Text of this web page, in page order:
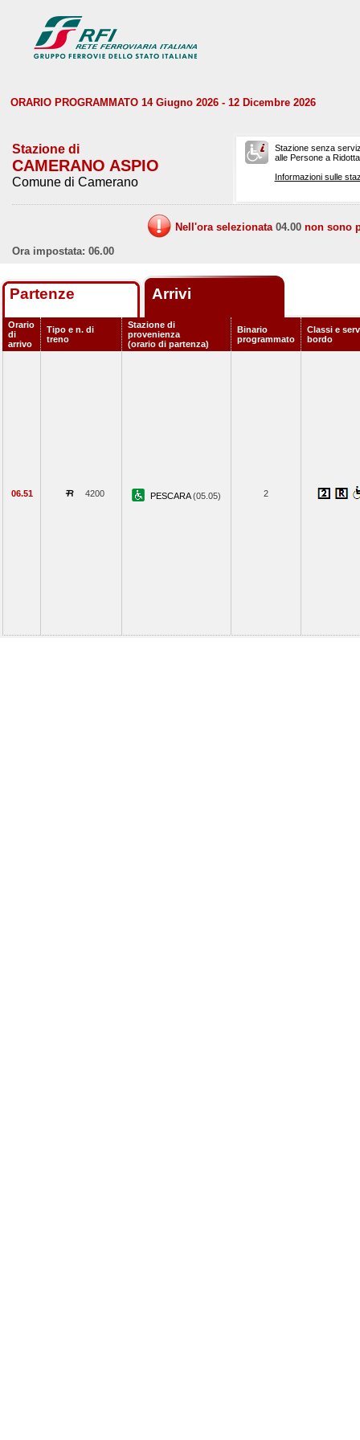
ORARIO PROGRAMMATO 14 Giugno 2026 - 12 Dicembre 2026
Stazione di
CAMERANO ASPIO
Comune di Camerano
Stazione senza
alle Persone a
Informazioni sulle
Nell'ora selezionata 04.00 non sono
Ora impostata: 06.00
Partenze Arrivi
Orario
di
arrivo
Tipo e n. di
treno
Stazione di
provenienza
(orario di partenza)
Binario
programmato
Classi e
bordo
06.51 4200 PESCARA(05.05) 2